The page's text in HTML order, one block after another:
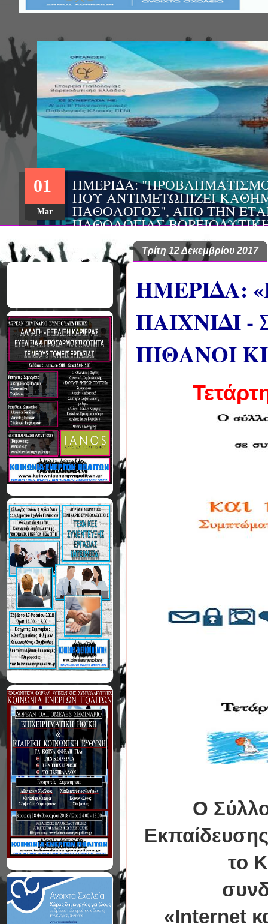
ΗΜΕΡΙΔΑ:
ΠΟΥ ΑΝΤΙΜΕΤΩΠΙΖΕΙ
ΠΑΘΟΛΟΓΟΣ", ΑΠΟ ΤΗΝ
ΠΑΘΟΛΟΓΙΑΣ
ΤΙΣ Α' & Β'
ΚΛΙΝΙΚΕΣ ΠΓΝΙ
01
Mar
Τρίτη 12 Δεκεμβρίου 2017
ΗΜΕΡΙΔΑ:
ΠΑΙΧΝΙΔΙ
ΠΙΘΑΝΟΙ
Ο
το
«Ιnternet